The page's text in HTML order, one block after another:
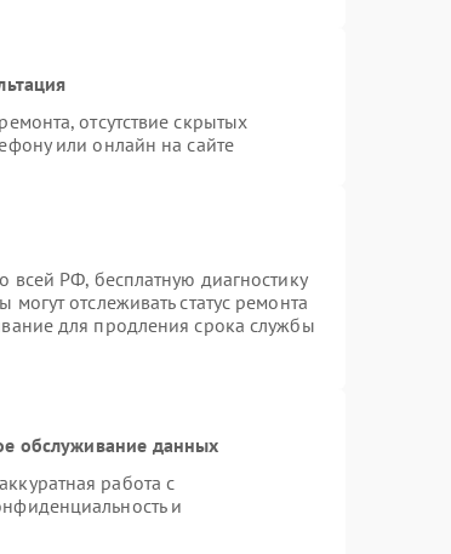
отсутствие скрытых
или онлайн на сайте
всей РФ, бесплатную диагностику
отслеживать статус ремонта
для продления срока службы
обслуживание данных
работа с
и